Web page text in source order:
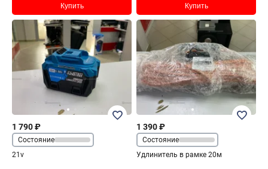
Купить Купить
1 790 ₽
Состояние
21v
1 390 ₽
Состояние
Удлинитель в рамке 20м